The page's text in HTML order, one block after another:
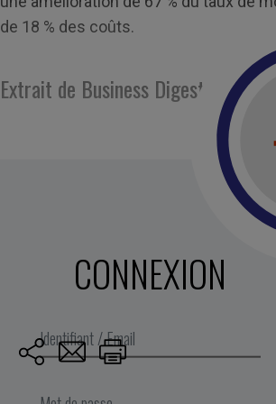
de 18 % des coûts.
Extrait de Business Digest N°295,
CONNEXION
mesurer
quantification